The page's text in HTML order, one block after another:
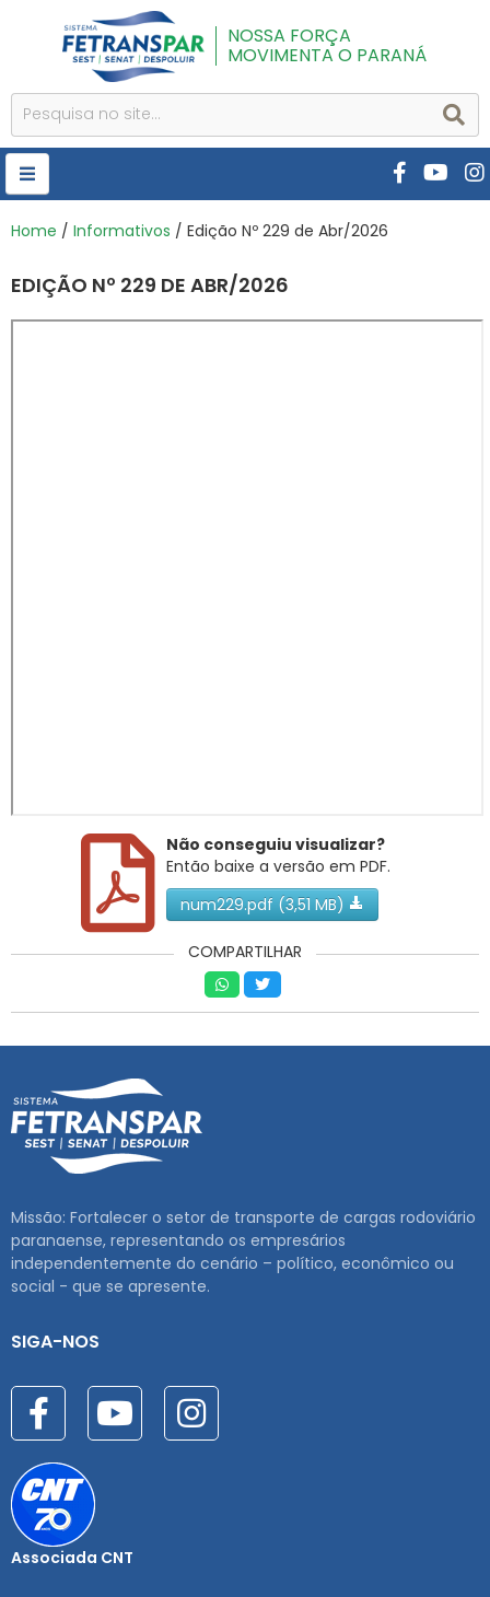
NOSSA FORÇA
MOVIMENTA O PARANÁ
HOME
Home / Informativos / Edição Nº 229 de Abr/2026
EDIÇÃO Nº 229 DE ABR/2026
Não conseguiu visualizar?
Então baixe a versão em PDF.
num229.pdf (3,51 MB)
COMPARTILHAR
Missão: Fortalecer o setor de transporte de cargas rodoviário
paranaense, representando os empresários
independentemente do cenário – político, econômico ou
social - que se apresente.
SIGA-NOS
Associada CNT